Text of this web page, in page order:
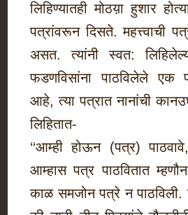
लिहिण्यातही मोठय़ा हुशार
पत्रांवरून दिसते. महत्त्वाची
असत. त्यांनी स्वत:
फडणविसांना पाठविलेले एक
आहे, त्या पत्रात नानांची
लिहितात-
‘‘आम्ही होऊन (पत्र)
आम्हास पत्र पाठवितात
काळ समजोन पत्रे न पाठविली.